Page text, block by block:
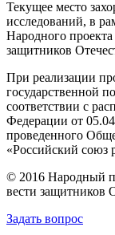
Текущее место
исследований, в
Народного
защитников
При реализации
государственной
соответствии с
Федерации от
проведенного
«Российский союз
© 2016 Народный
вести защитников
Задать вопрос